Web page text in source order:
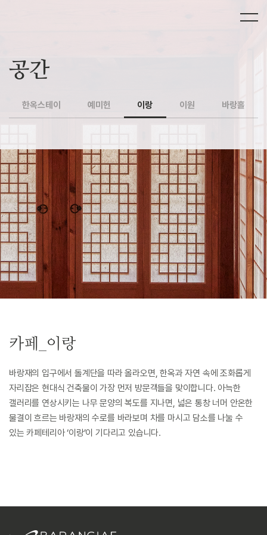
공간
한옥스테이 예미헌 이랑 이원 바랑홀
카페_이랑
바랑재의 입구에서 돌계단을 따라 올라오면, 한옥과 자연 속에 조화롭게
자리잡은 현대식 건축물이 가장 먼저 방문객들을 맞이합니다. 아늑한
갤러리를 연상시키는 나무 문양의 복도를 지나면, 넓은 통창 너머 안온한
물결이 흐르는 바랑재의 수로를 바라보며 차를 마시고 담소를 나눌 수
있는 카페테리아 ‘이랑’이 기다리고 있습니다.